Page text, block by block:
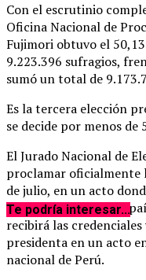
Con el escrutinio
Oficina Nacional de
Fujimori obtuvo el
9.223.396 sufragios,
sumó un total de
Es la tercera elección
se decide por menos de
El Jurado Nacional de
proclamar oficialmente
de julio, en un acto
presidenta electa del
recibirá las
presidenta en un acto
nacional de Perú.
Te podría interesar...